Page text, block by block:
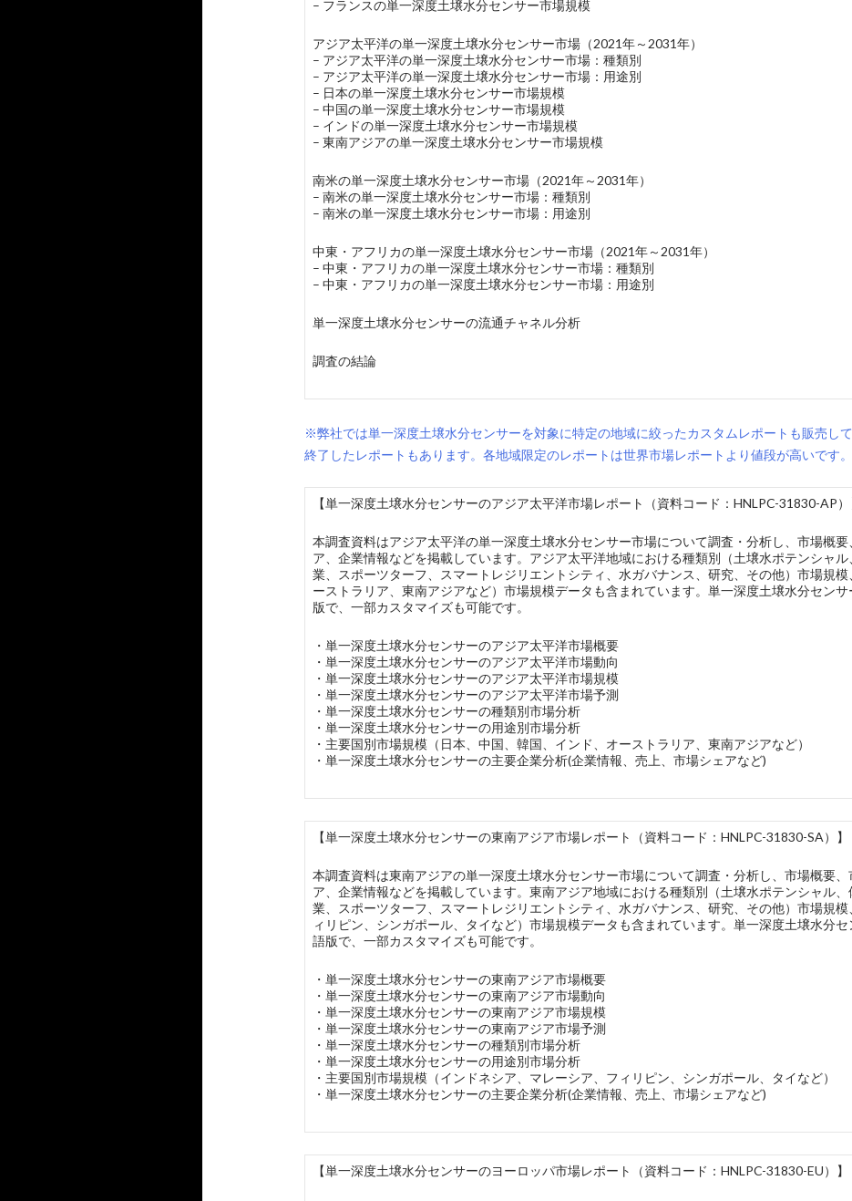
– フランスの単一深度土壌水分センサー市場規模
アジア太平洋の単一深度土壌水分センサー市場（2021年～2031年）
– アジア太平洋の単一深度土壌水分センサー市場：種類別
– アジア太平洋の単一深度土壌水分センサー市場：用途別
– 日本の単一深度土壌水分センサー市場規模
– 中国の単一深度土壌水分センサー市場規模
– インドの単一深度土壌水分センサー市場規模
– 東南アジアの単一深度土壌水分センサー市場規模
南米の単一深度土壌水分センサー市場（2021年～2031年）
– 南米の単一深度土壌水分センサー市場：種類別
– 南米の単一深度土壌水分センサー市場：用途別
中東・アフリカの単一深度土壌水分センサー市場（2021年～2031年）
– 中東・アフリカの単一深度土壌水分センサー市場：種類別
– 中東・アフリカの単一深度土壌水分センサー市場：用途別
単一深度土壌水分センサーの流通チャネル分析
調査の結論
※弊社では単一深度土壌水分センサーを対象に特定の地域に絞ったカスタムレポートも販売し
終了したレポートもあります。各地域限定のレポートは世界市場レポートより値段が高いです。
【単一深度土壌水分センサーのアジア太平洋市場レポート（資料コード：HNLPC-31830-AP）
本調査資料はアジア太平洋の単一深度土壌水分センサー市場について調査・分析し、市場概
ア、企業情報などを掲載しています。アジア太平洋地域における種類別（土壌水ポテンシャ
業、スポーツターフ、スマートレジリエントシティ、水ガバナンス、研究、その他）市場規
ーストラリア、東南アジアなど）市場規模データも含まれています。単一深度土壌水分セン
版で、一部カスタマイズも可能です。
・単一深度土壌水分センサーのアジア太平洋市場概要
・単一深度土壌水分センサーのアジア太平洋市場動向
・単一深度土壌水分センサーのアジア太平洋市場規模
・単一深度土壌水分センサーのアジア太平洋市場予測
・単一深度土壌水分センサーの種類別市場分析
・単一深度土壌水分センサーの用途別市場分析
・主要国別市場規模（日本、中国、韓国、インド、オーストラリア、東南アジアなど）
・単一深度土壌水分センサーの主要企業分析(企業情報、売上、市場シェアなど)
【単一深度土壌水分センサーの東南アジア市場レポート（資料コード：HNLPC-31830-SA）】
本調査資料は東南アジアの単一深度土壌水分センサー市場について調査・分析し、市場概要
ア、企業情報などを掲載しています。東南アジア地域における種類別（土壌水ポテンシャル
業、スポーツターフ、スマートレジリエントシティ、水ガバナンス、研究、その他）市場規
ィリピン、シンガポール、タイなど）市場規模データも含まれています。単一深度土壌水分
語版で、一部カスタマイズも可能です。
・単一深度土壌水分センサーの東南アジア市場概要
・単一深度土壌水分センサーの東南アジア市場動向
・単一深度土壌水分センサーの東南アジア市場規模
・単一深度土壌水分センサーの東南アジア市場予測
・単一深度土壌水分センサーの種類別市場分析
・単一深度土壌水分センサーの用途別市場分析
・主要国別市場規模（インドネシア、マレーシア、フィリピン、シンガポール、タイなど）
・単一深度土壌水分センサーの主要企業分析(企業情報、売上、市場シェアなど)
【単一深度土壌水分センサーのヨーロッパ市場レポート（資料コード：HNLPC-31830-EU）】